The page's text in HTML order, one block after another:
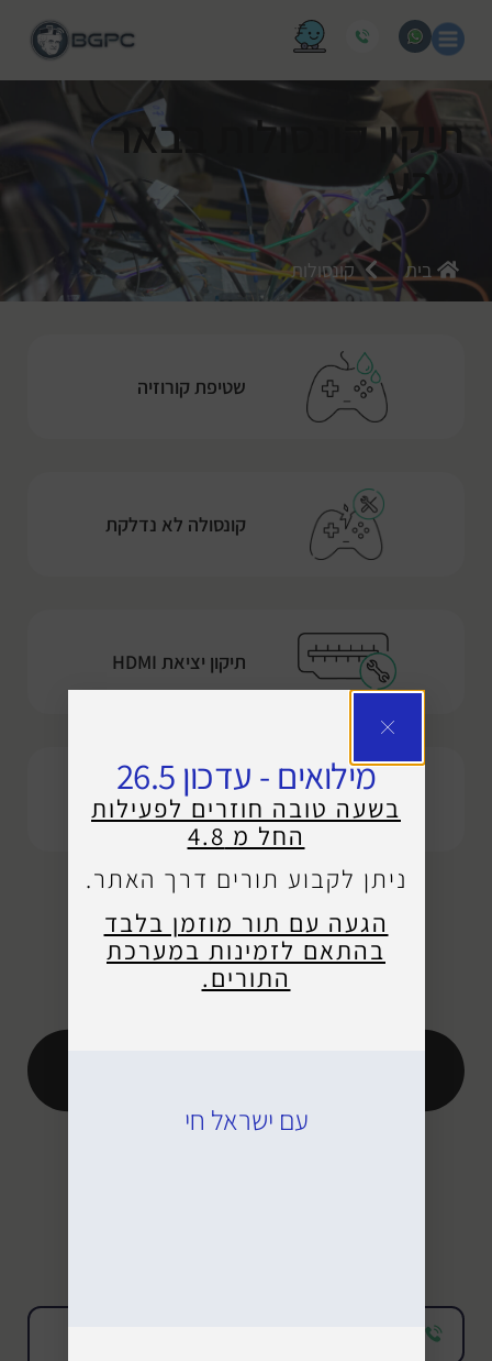
תיקון קונסולות בבאר
שבע
בית קונסולות
שטיפת קורוזיה
קונסולה לא נדלקת
תיקון יציאת HDMI
טיפול התחממות יתר
בקונסולה
מילואים - עדכון 26.5
בשעה טובה חוזרים לפעילות
החל מ 4.8
ניתן לקבוע תורים דרך האתר.
הגעה עם תור מוזמן בלבד
בהתאם לזמינות במערכת
התורים.
עם ישראל חי